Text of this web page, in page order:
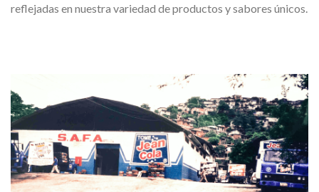
reflejadas en nuestra variedad de productos y sabores únicos.